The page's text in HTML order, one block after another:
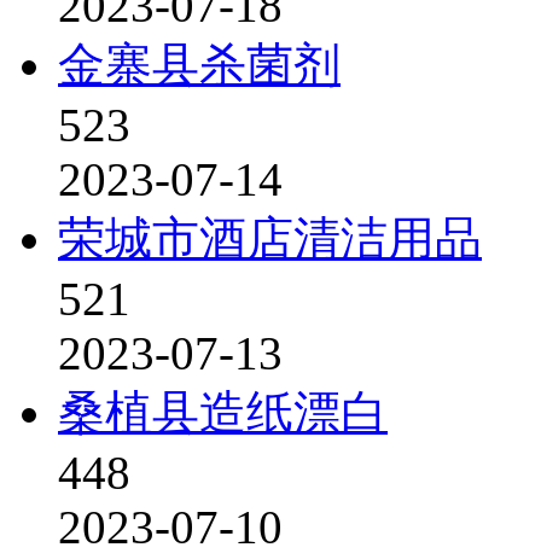
金寨县杀菌剂
523
2023-07-14
荣城市酒店清洁用品
521
2023-07-13
桑植县造纸漂白
448
2023-07-10